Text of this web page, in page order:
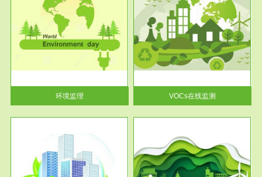
环境监理
服务范围
VOCs在线监测
根据《重点区域大气污染防
治“十二五”规划》有机废气净化
率达...
VOCs在线监测
服务范围